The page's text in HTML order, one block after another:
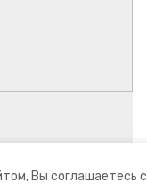
Вы соглашаетесь с